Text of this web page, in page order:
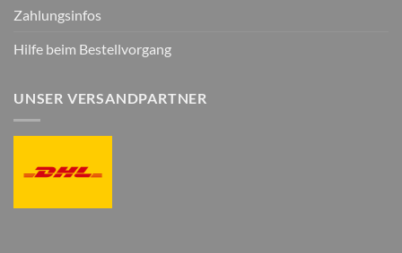
Zahlungsinfos
Hilfe beim Bestellvorgang
UNSER VERSANDPARTNER